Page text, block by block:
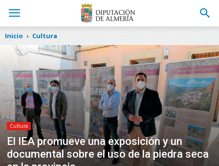
Inicio Cultura
Cultura
El IEA promueve una exposición y un
documental sobre el uso de la piedra seca